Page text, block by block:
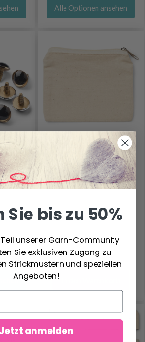
Alle Optionen ansehen
€
LINDEHOBBY
TÄSCHCHEN, 9X12 CM,
NATUR, 1 STÜCK
1.65 €
Sie bis zu 50%
unserer Garn-Community
Sie exklusiven Zugang zu
Strickmustern und speziellen
Angeboten!
Jetzt anmelden